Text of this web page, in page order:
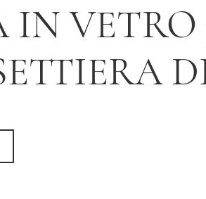
VETRO